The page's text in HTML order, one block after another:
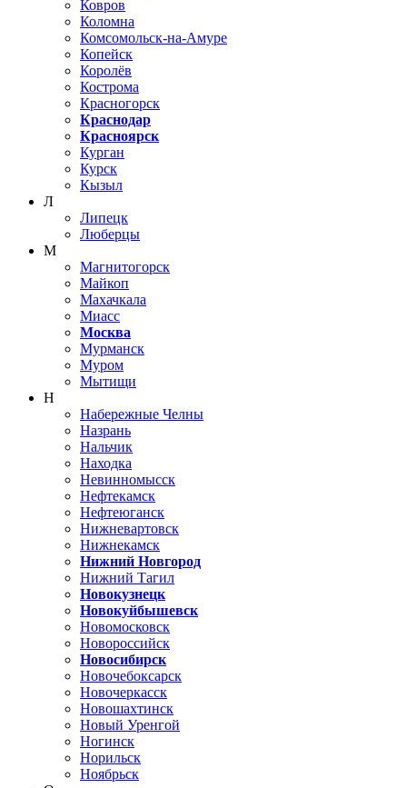
Ковров
Коломна
Комсомольск-на-Амуре
Копейск
Королёв
Кострома
Красногорск
Краснодар
Красноярск
Курган
Курск
Кызыл
Л
Липецк
Люберцы
М
Магнитогорск
Майкоп
Махачкала
Миасс
Москва
Мурманск
Муром
Мытищи
Н
Набережные Челны
Назрань
Нальчик
Находка
Невинномысск
Нефтекамск
Нефтеюганск
Нижневартовск
Нижнекамск
Нижний Новгород
Нижний Тагил
Новокузнецк
Новокуйбышевск
Новомосковск
Новороссийск
Новосибирск
Новочебоксарск
Новочеркасск
Новошахтинск
Новый Уренгой
Ногинск
Норильск
Ноябрьск